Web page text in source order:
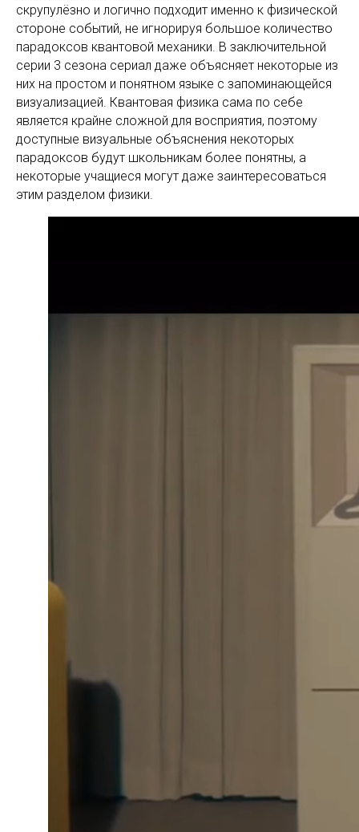
скрупулёзно и логично подходит именно к физической
стороне событий, не игнорируя большое количество
парадоксов квантовой механики. В заключительной
серии 3 сезона сериал даже объясняет некоторые из
них на простом и понятном языке с запоминающейся
визуализацией. Квантовая физика сама по себе
является крайне сложной для восприятия, поэтому
доступные визуальные объяснения некоторых
парадоксов будут школьникам более понятны, а
некоторые учащиеся могут даже заинтересоваться
этим разделом физики.